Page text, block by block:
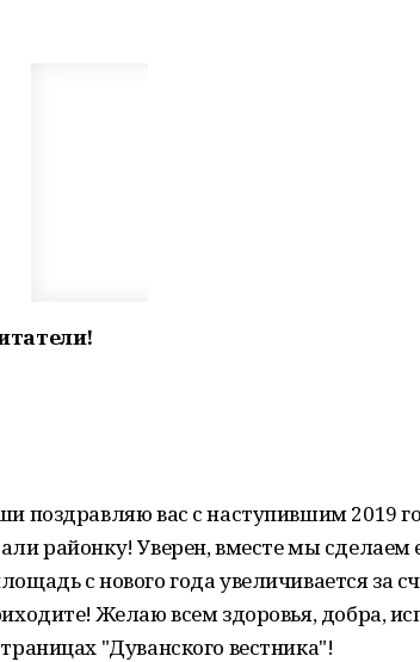
поздравляю вас с наступившим 2019
районку! Уверен, вместе мы сделаем
с нового года увеличивается за
Желаю всем здоровья, добра,
"Дуванского вестника"!